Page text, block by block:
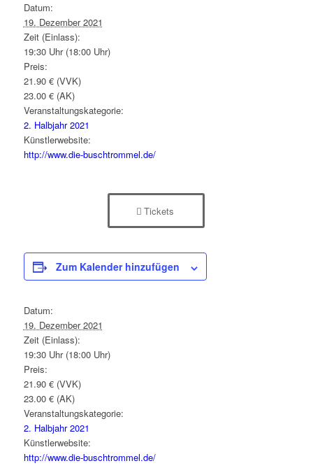
Datum:
19. Dezember 2021
Zeit (Einlass):
19:30 Uhr (18:00 Uhr)
Preis:
21.90 € (VVK)
23.00 € (AK)
Veranstaltungskategorie:
2. Halbjahr 2021
Künstlerwebsite:
http://www.die-buschtrommel.de/
Tickets
Zum Kalender hinzufügen
Datum:
19. Dezember 2021
Zeit (Einlass):
19:30 Uhr (18:00 Uhr)
Preis:
21.90 € (VVK)
23.00 € (AK)
Veranstaltungskategorie:
2. Halbjahr 2021
Künstlerwebsite:
http://www.die-buschtrommel.de/